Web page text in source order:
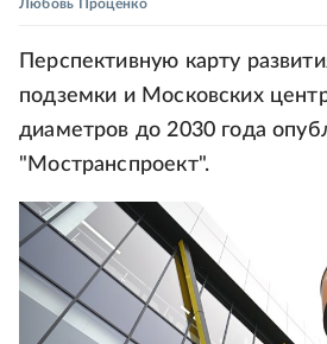
Любовь Проценко
Перспективную карту
подземки и Московских
диаметров до 2030 года
"Мостранспроект".